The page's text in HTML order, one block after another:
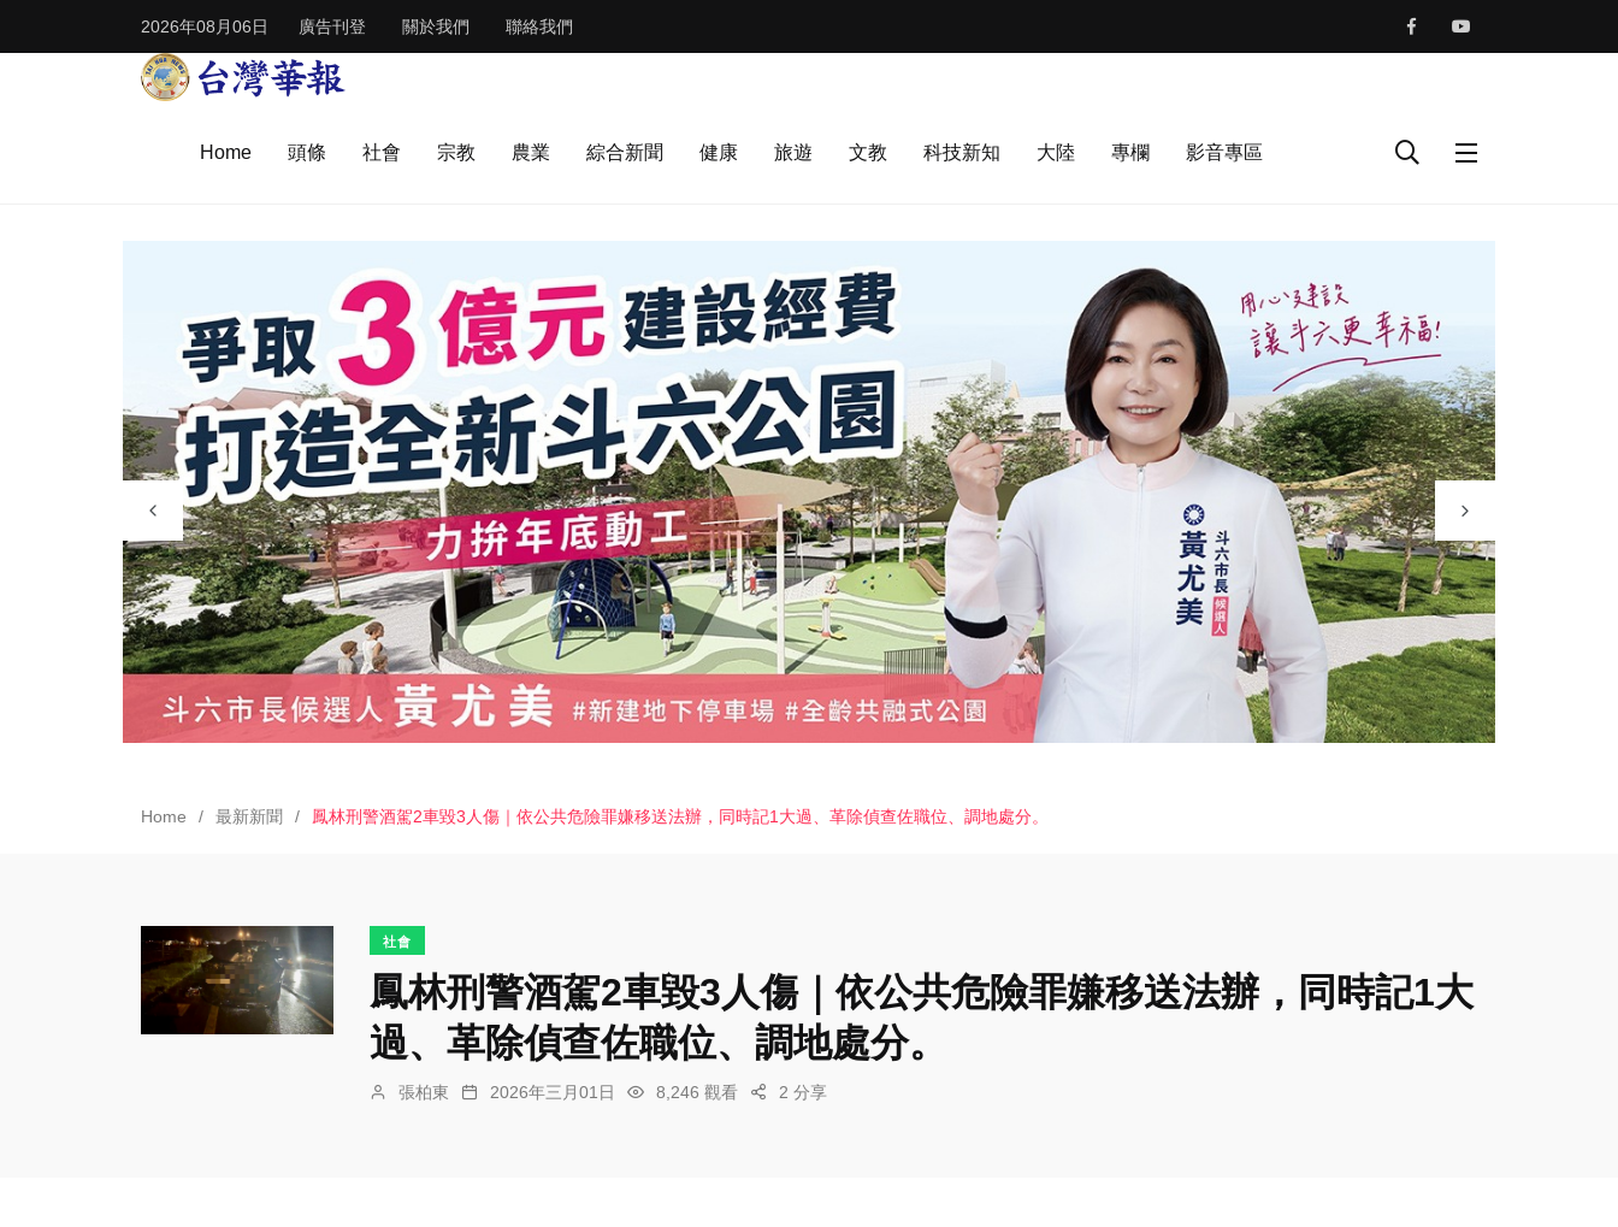
2026年08月06日 廣告刊登 關於我們 聯絡我們
Home 頭條 社會 宗教 農業 綜合新聞 健康 旅遊 文教 科技新知 大陸 專欄 影音專區
Home 最新新聞 鳳林刑警酒駕2車毀3人傷｜依公共危險罪嫌移送法辦，同時記1大過、革除偵查佐職位、調地處分。
社會
鳳林刑警酒駕2車毀3人傷｜依公共危險罪嫌移送法辦，同時記1大
過、革除偵查佐職位、調地處分。
張柏東 2026年三月01日 8,246 觀看 2 分享